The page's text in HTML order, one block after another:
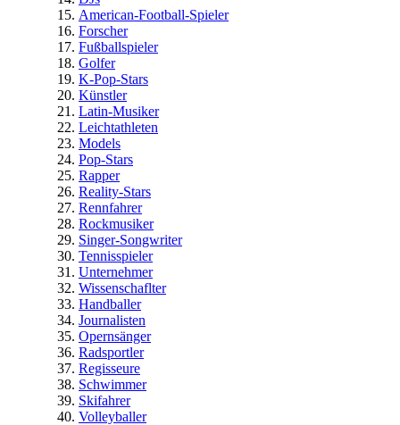
American-Football-Spieler
Forscher
Fußballspieler
Golfer
K-Pop-Stars
Künstler
Latin-Musiker
Leichtathleten
Models
Pop-Stars
Rapper
Reality-Stars
Rennfahrer
Rockmusiker
Singer-Songwriter
Tennisspieler
Unternehmer
Wissenschaflter
Handballer
Journalisten
Opernsänger
Radsportler
Regisseure
Schwimmer
Skifahrer
Volleyballer